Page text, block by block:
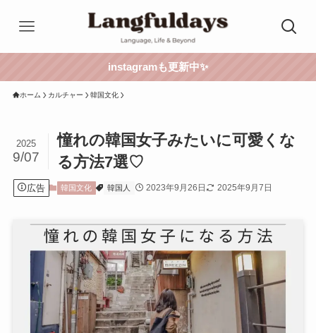
instagramも更新中✨
ホーム カルチャー 韓国文化
憧れの韓国女子みたいに可愛くな
る方法7選♡
2025
9/07
広告 韓国文化 韓国人 2023年9月26日 2025年9月7日